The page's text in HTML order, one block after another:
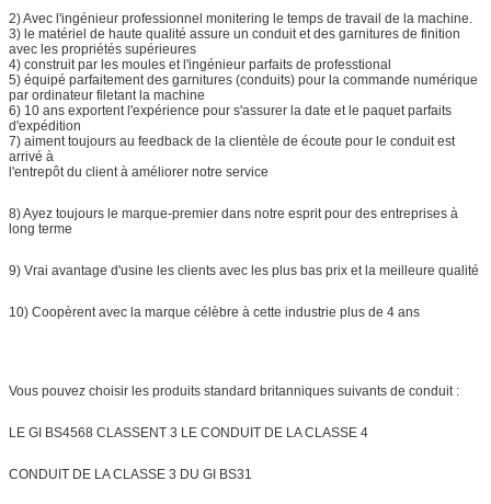
2) Avec l'ingénieur professionnel monitering le temps de travail de la machine.
3) le matériel de haute qualité assure un conduit et des garnitures de finition
avec les propriétés supérieures
4) construit par les moules et l'ingénieur parfaits de professtional
5) équipé parfaitement des garnitures (conduits) pour la commande numérique
par ordinateur filetant la machine
6) 10 ans exportent l'expérience pour s'assurer la date et le paquet parfaits
d'expédition
7) aiment toujours au feedback de la clientèle de écoute pour le conduit est
arrivé à
l'entrepôt du client à améliorer notre service
8) Ayez toujours le marque-premier dans notre esprit pour des entreprises à
long terme
9) Vrai avantage d'usine les clients avec les plus bas prix et la meilleure qualité
10) Coopèrent avec la marque célèbre à cette industrie plus de 4 ans
Vous pouvez choisir les produits standard britanniques suivants de conduit :
LE GI BS4568 CLASSENT 3 LE CONDUIT DE LA CLASSE 4
CONDUIT DE LA CLASSE 3 DU GI BS31